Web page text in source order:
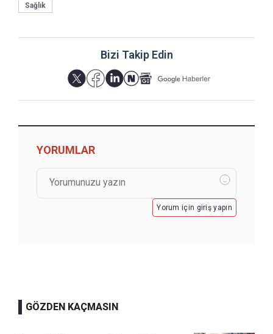
Sağlık
Bizi Takip Edin
YORUMLAR
Yorum için giriş yapın
GÖZDEN KAÇMASIN